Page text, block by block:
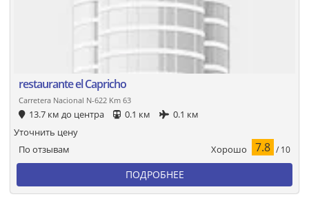
restaurante el Capricho
Carretera Nacional N-622 Km 63
13.7 км до центра 0.1 км 0.1 км
По отзывам Хорошо 7.8 / 10
Уточнить цену
ПОДРОБНЕЕ